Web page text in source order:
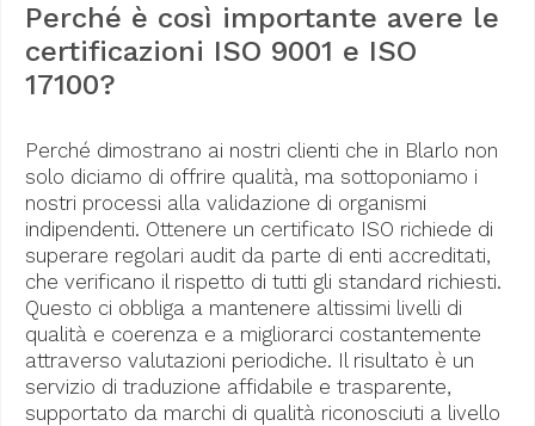
Perché è così importante avere le
certificazioni ISO 9001 e ISO
17100?
Perché dimostrano ai nostri clienti che in Blarlo non
solo diciamo di offrire qualità, ma sottoponiamo i
nostri processi alla validazione di organismi
indipendenti. Ottenere un certificato ISO richiede di
superare regolari audit da parte di enti accreditati,
che verificano il rispetto di tutti gli standard richiesti.
Questo ci obbliga a mantenere altissimi livelli di
qualità e coerenza e a migliorarci costantemente
attraverso valutazioni periodiche. Il risultato è un
servizio di traduzione affidabile e trasparente,
supportato da marchi di qualità riconosciuti a livello